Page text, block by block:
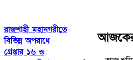
রাজশাহী মহানগরীতে
বিভিন্ন অপরাধে
গ্রেপ্তার ১৬ ও
আজকের